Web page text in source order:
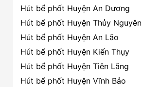
Hút bể phốt Huyện An Dương
Hút bể phốt Huyện Thủy Nguyên
Hút bể phốt Huyện An Lão
Hút bể phốt Huyện Kiến Thụy
Hút bể phốt Huyện Tiên Lãng
Hút bể phốt Huyện Vĩnh Bảo